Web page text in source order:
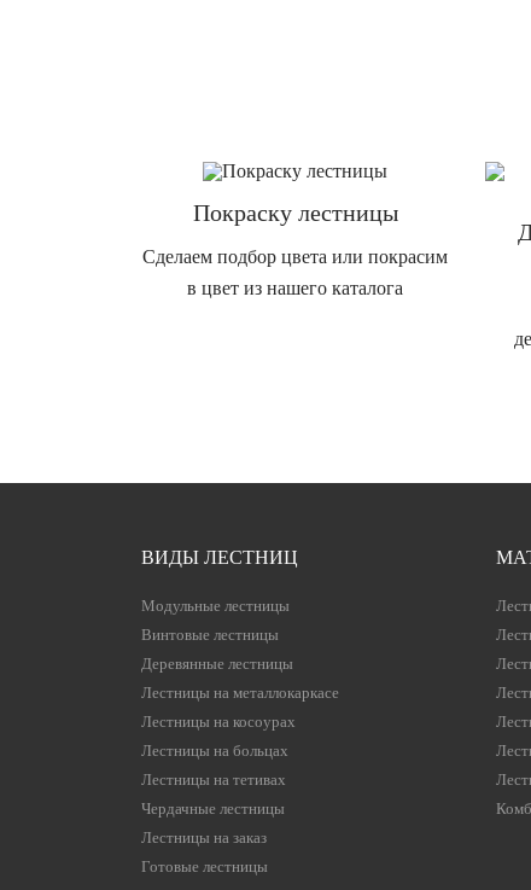
Покраску лестницы
Сделаем подбор цвета или покрасим
в цвет из нашего каталога
ВИДЫ ЛЕСТНИЦ
Модульные лестницы
Винтовые лестницы
Деревянные лестницы
Лестницы на металлокаркасе
Лестницы на косоурах
Лестницы на больцах
Лестницы на тетивах
Чердачные лестницы
Лестницы на заказ
Готовые лестницы